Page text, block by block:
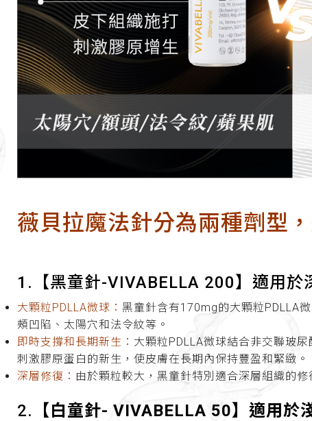
薇貝拉魔法針分為兩種劑型
1.【黑童針-VIVABELLA 200】適用於
大顆粒PDLLA微球： 黑童針含有170mg的大顆粒PDLLA
頰凹陷、太陽穴和法令紋等。
即時支撐和長期新生： 大顆粒PDLLA微球結合非交聯玻
刺激膠原蛋白的新生，使皮膚在長期內保持豐盈和緊緻。
深層修復： 由於顆粒較大，黑童針特別適合深層組織的
2. 【白童針- VIVABELLA 50】適用於